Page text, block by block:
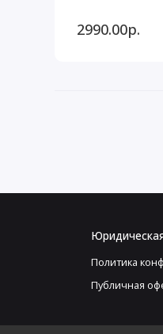
2990.00р.
Политика
Публичная